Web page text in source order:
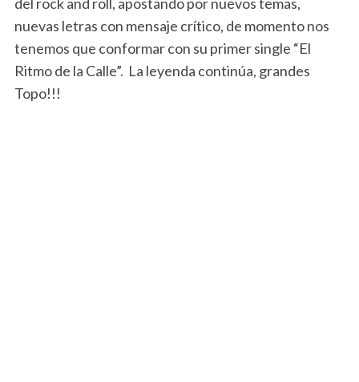
nuevas letras con mensaje crítico, de momento nos
tenemos que conformar con su primer single “El
Ritmo de la Calle”. La leyenda continúa, grandes
Topo!!!